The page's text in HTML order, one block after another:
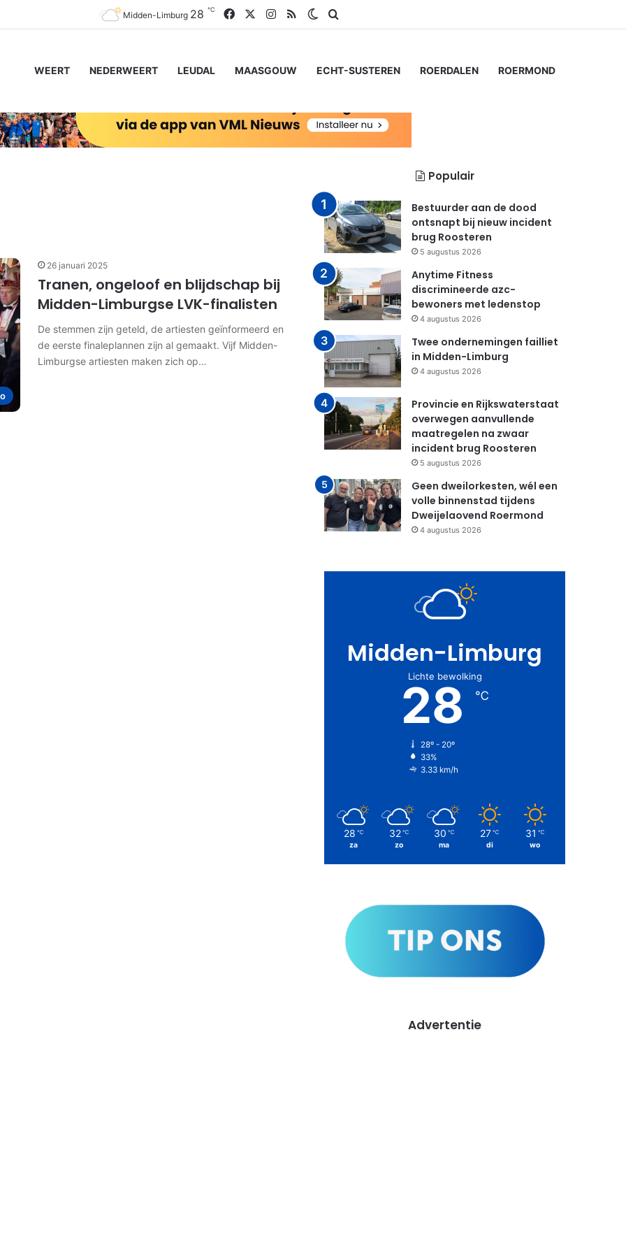
Midden-Limburg 28 ℃ FacebookInstagram
RSSSwitch skin
WEERT NEDERWEERT LEUDAL MAASGOUW ECHT-SUSTEREN ROERDALEN ROERMOND
26 januari 2025
Tranen, ongeloof en blijdschap bij
Midden-Limburgse LVK-finalisten
De stemmen zijn geteld, de artiesten geïnformeerd en
de eerste finaleplannen zijn al gemaakt. Vijf Midden-
Limburgse artiesten maken zich op…
Populair
Bestuurder aan de dood
ontsnapt bij nieuw incident
brug Roosteren
5 augustus 2026
Anytime Fitness
discrimineerde azc-
bewoners met ledenstop
4 augustus 2026
Twee ondernemingen failliet
in Midden-Limburg
4 augustus 2026
Provincie en Rijkswaterstaat
overwegen aanvullende
maatregelen na zwaar
incident brug Roosteren
5 augustus 2026
Geen dweilorkesten, wél een
volle binnenstad tijdens
Dweijelaovend Roermond
4 augustus 2026
Midden-Limburg
Lichte bewolking
28 ℃
28º - 20º
33%
3.33 km/h
28 ℃
za
32 ℃
zo
30 ℃
ma
27 ℃
di
31 ℃
wo
Advertentie